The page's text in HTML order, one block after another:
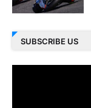
SUBSCRIBE US